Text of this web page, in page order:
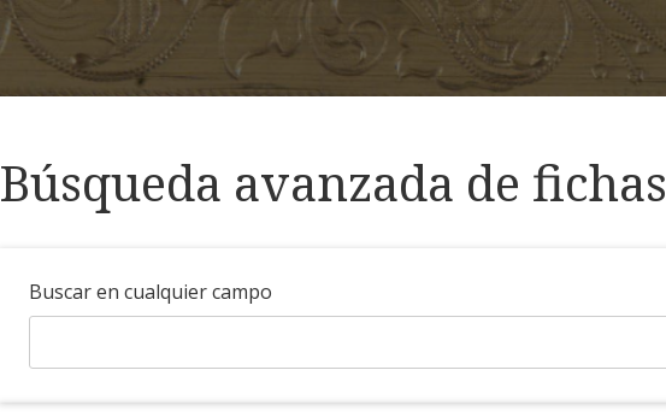
Búsqueda avanzada de fichas
Buscar en cualquier campo